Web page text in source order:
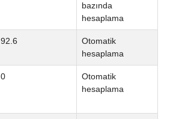
bazında
hesaplama
92.6
Otomatik
hesaplama
0
Otomatik
hesaplama